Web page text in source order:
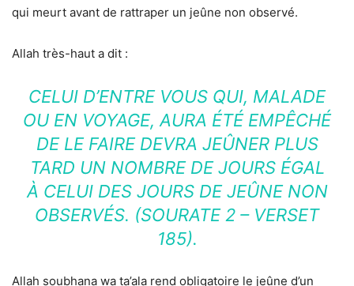
qui meurt avant de rattraper un jeûne non observé.
Allah très-haut a dit :
CELUI D’ENTRE VOUS QUI, MALADE
OU EN VOYAGE, AURA ÉTÉ EMPÊCHÉ
DE LE FAIRE DEVRA JEÛNER PLUS
TARD UN NOMBRE DE JOURS ÉGAL
À CELUI DES JOURS DE JEÛNE NON
OBSERVÉS. (SOURATE 2 – VERSET
185).
Allah soubhana wa ta’ala rend obligatoire le jeûne d’un